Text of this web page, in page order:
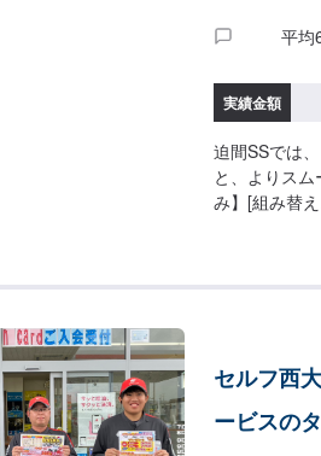
平均
実績金額
迫間SSでは
と、よりス
み】[組み替
セルフ西
ービスの